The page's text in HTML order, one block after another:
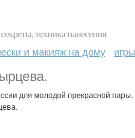
техника нанесения
и макияж на дому игры
для молодой прекрасной пары.